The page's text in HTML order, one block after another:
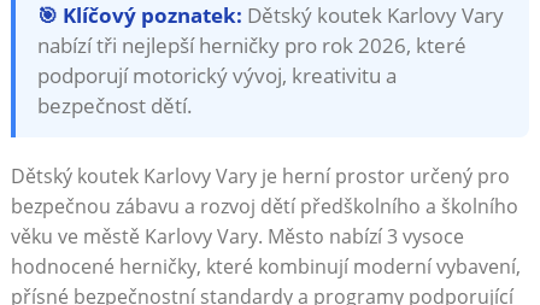
🎯 Klíčový poznatek: Dětský koutek Karlovy Vary
nabízí tři nejlepší herničky pro rok 2026, které
podporují motorický vývoj, kreativitu a
bezpečnost dětí.
Dětský koutek Karlovy Vary je herní prostor určený pro
bezpečnou zábavu a rozvoj dětí předškolního a školního
věku ve městě Karlovy Vary. Město nabízí 3 vysoce
hodnocené herničky, které kombinují moderní vybavení,
přísné bezpečnostní standardy a programy podporující